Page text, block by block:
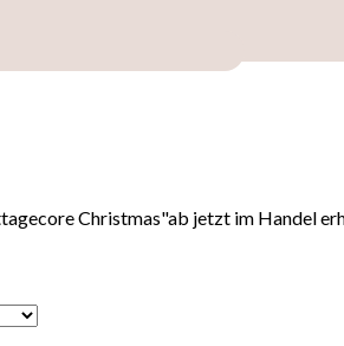
Christmas"ab jetzt im Handel